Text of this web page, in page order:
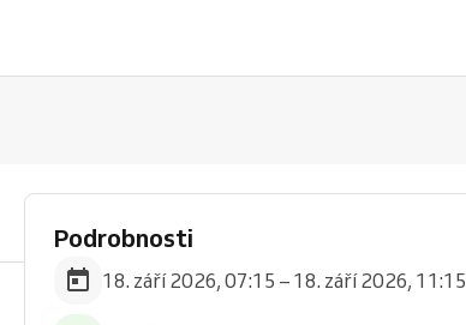
Podrobnosti
18. září 2026, 07:15 – 18. září 2026, 11:15